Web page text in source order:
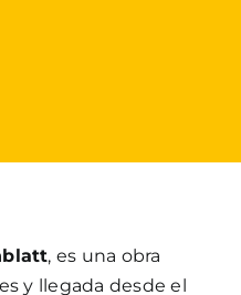
, es una obra
y llegada desde el